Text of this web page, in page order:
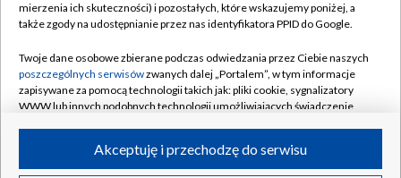
Naziemna Telewizja Cyfrowa
Rada Programowa
System NOS
Informacje o nadawcy
Program dla prasy
Pomoc
Kontakt
Kanały
mierzenia ich skuteczności) i pozostałych, które wskazujemy poniżej, a
także zgody na udostępnianie przez nas identyfikatora PPID do Google.
Twoje dane osobowe zbierane podczas odwiedzania przez Ciebie naszych
poszczególnych serwisówzwanych dalej „Portalem”, w tym informacje
zapisywane za pomocą technologii takich jak: pliki cookie, sygnalizatory
WWW lub innych podobnych technologii umożliwiających świadczenie
ruchu w Internecie.Akceptuję i przechodzę do serwisu